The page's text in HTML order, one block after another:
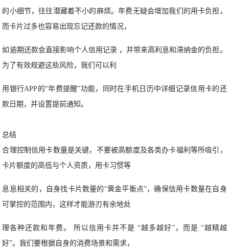
的小细节，往往潜藏着不小的麻烦。年费无疑会增加我们的用卡负担，
而卡片过多也容易出现忘记还款的情况，
如逾期还款会直接影响个人信用记录 ，并带来高利息和滞纳金的负担。
为了有效规避这些风险，我们可以利
用银行APP的“年费提醒”功能，同时在手机日历中详细记录信用卡的还
款日期，并设置提前通知。
总结
合理控制信用卡数量是关键，不要被高额度及各类办卡福利等所吸引，
卡片额度的高低与个人资质，用卡习惯等
息息相关的，自身找卡片数量的“黄金平衡点”，确保信用卡数量在自身
可掌控的范围内，这样才能游刃有余地处
理各种还款和年费。 所以信用卡并不是 “越多越好”，而是 “越精越
好”。我们要根据自身的消费场景和需求，